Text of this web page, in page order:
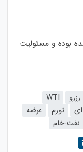
بوده و مسئولیت
WTI
تورم
عرضه
نفت-خام